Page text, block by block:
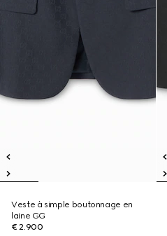
Veste à simple boutonnage en
laine GG
€ 2.900